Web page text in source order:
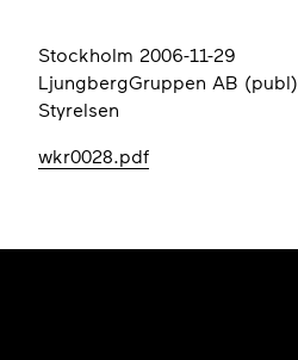
Stockholm 2006-11-29
LjungbergGruppen AB (publ)
Styrelsen
wkr0028.pdf